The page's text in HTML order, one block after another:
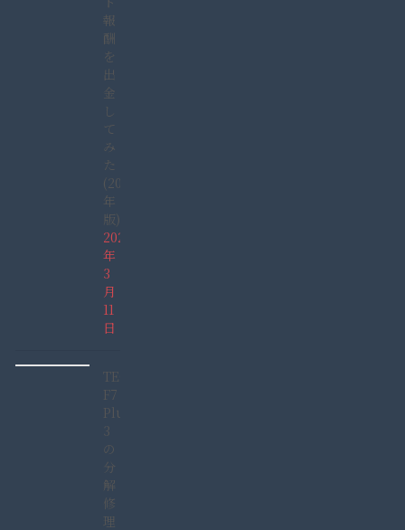
報
酬
を
出
金
し
て
み
た
(2022
年
版)
2022
年
3
月
11
日
TECLAST
F7
Plus
3
の
分
解
修
理